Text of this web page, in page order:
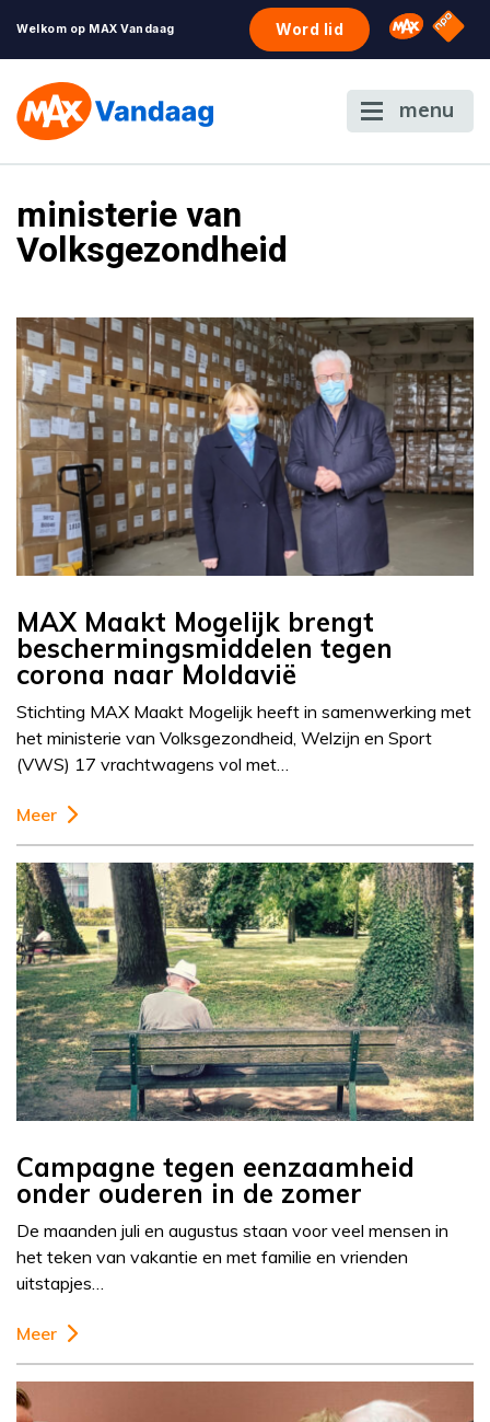
Welkom op MAX Vandaag Word lid Omroep
NPO
menu
ministerie van
Volksgezondheid
MAX Maakt Mogelijk brengt
beschermingsmiddelen tegen
corona naar Moldavië
Stichting MAX Maakt Mogelijk heeft in samenwerking met
het ministerie van Volksgezondheid, Welzijn en Sport
(VWS) 17 vrachtwagens vol met…
Meer
Campagne tegen eenzaamheid
onder ouderen in de zomer
De maanden juli en augustus staan voor veel mensen in
het teken van vakantie en met familie en vrienden
uitstapjes…
Meer